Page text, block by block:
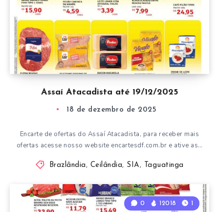
Assaí Atacadista até 19/12/2025
18 de dezembro de 2025
Encarte de ofertas do Assaí Atacadista, para receber mais
ofertas acesse nosso website encartesdf.com.br e ative as…
Brazlândia , Ceilândia, SIA , Taguatinga
0 12018 1